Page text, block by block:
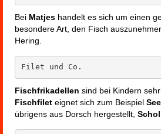
Bei Matjes handelt es sich um einen
besondere Art, den Fisch
Hering.
Filet und Co.
Fischfrikadellen sind bei Kindern
Fischfilet eignet sich zum Beispiel
übrigens aus Dorsch hergestellt,